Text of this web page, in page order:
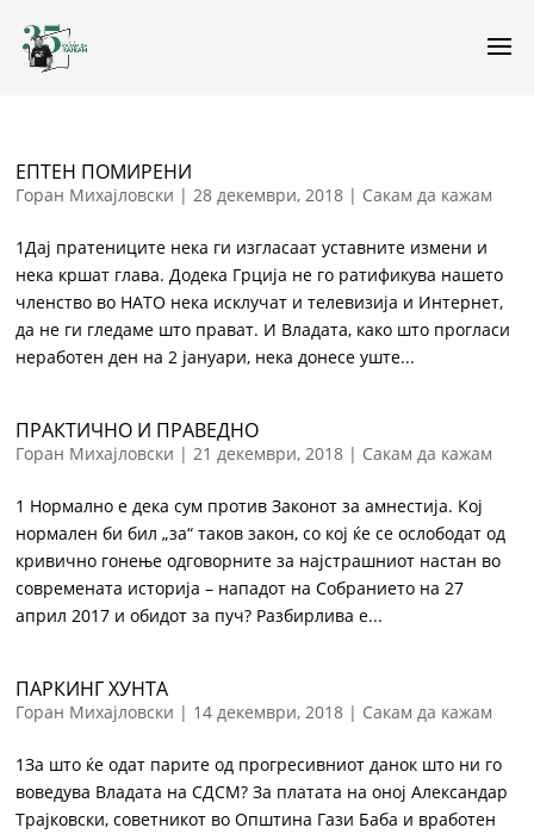
ЕПТЕН ПОМИРЕНИ
Горан Михајловски |28 декември, 2018 | Сакам да кажам
1Дај пратениците нека ги изгласаат уставните измени и
нека кршат глава. Додека Грција не го ратификува нашето
членство во НАТО нека исклучат и телевизија и Интернет,
да не ги гледаме што прават. И Владата, како што прогласи
неработен ден на 2 јануари, нека донесе уште...
ПРАКТИЧНО И ПРАВЕДНО
Горан Михајловски |21 декември, 2018 | Сакам да кажам
1 Нормално е дека сум против Законот за амнестија. Кој
нормален би бил „за“ таков закон, со кој ќе се ослободат од
кривично гонење одговорните за најстрашниот настан во
современата историја – нападот на Собранието на 27
април 2017 и обидот за пуч? Разбирлива е...
ПАРКИНГ ХУНТА
Горан Михајловски | 14 декември, 2018 | Сакам да кажам
1За што ќе одат парите од прогресивниот данок што ни го
воведува Владата на СДСМ? За платата на оној Александар
Трајковски, советникот во Oпштина Гази Баба и вработен